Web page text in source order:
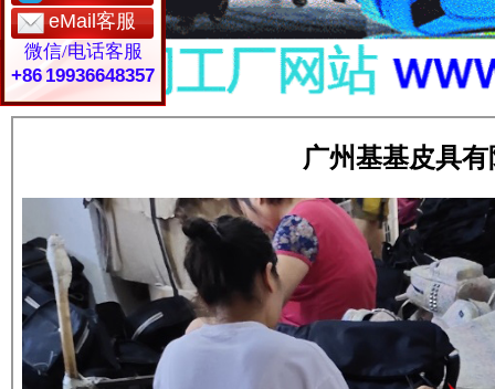
eMail客服
微信/电话客服
+86 19936648357